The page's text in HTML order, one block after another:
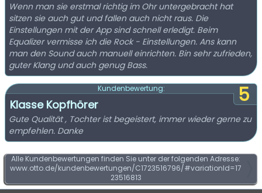
Wenn man sie erstmal richtig im Ohr untergebracht hat
sitzen sie auch gut und fallen auch nicht raus. Die
Einstellungen mit der App sind schnell erledigt. Beim
Equalizer vermisse ich die Rock - Einstellungen. Ans kann
man den Sound auch manuell einrichten. Bin sehr zufrieden,
guter Klang und auch genug Bass.
5
Kundenbewertung:
Klasse Kopfhörer
Gute Qualität , Tochter ist begeistert, immer wieder gerne zu
empfehlen. Danke
Alle Kundenbewertungen finden Sie unter der folgenden Adresse:
www.otto.de/kundenbewertungen/C1723516796/#variationId=17
23516813